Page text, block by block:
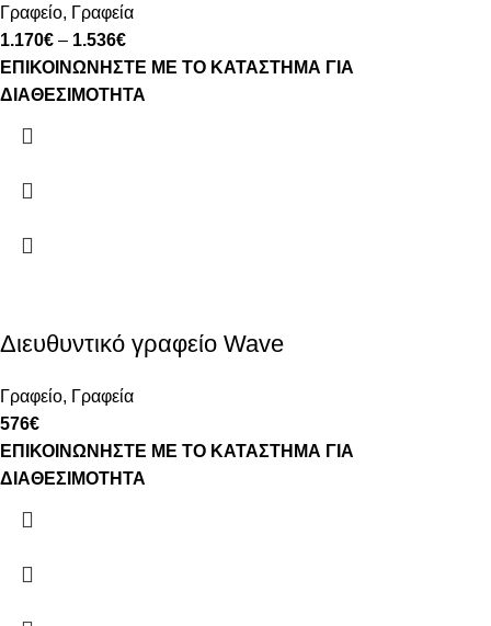
Γραφείο, Γραφεία
1.170€ – 1.536€
ΕΠΙΚΟΙΝΩΝΗΣΤΕ ΜΕ ΤΟ ΚΑΤΑΣΤΗΜΑ ΓΙΑ
ΔΙΑΘΕΣΙΜΟΤΗΤΑ
Διευθυντικό γραφείο Wave
Γραφείο, Γραφεία
576€
ΕΠΙΚΟΙΝΩΝΗΣΤΕ ΜΕ ΤΟ ΚΑΤΑΣΤΗΜΑ ΓΙΑ
ΔΙΑΘΕΣΙΜΟΤΗΤΑ